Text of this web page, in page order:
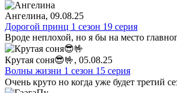
Ангелина, 09.08.25
Дорогой принц 1 сезон 19 серия
Вроде неплохой, но я бы на место
Крутая соня😎🤟, 05.08.25
Волны жизни 1 сезон 15 серия
Очень круто но когда уже будет третий